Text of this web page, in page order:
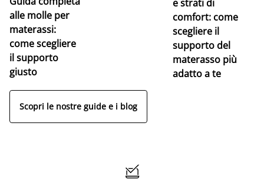
alle molle per
materassi:
come scegliere
il supporto
giusto
e strati di
comfort: come
scegliere il
supporto del
materasso più
adatto a te
Scopri le nostre guide e i blog
